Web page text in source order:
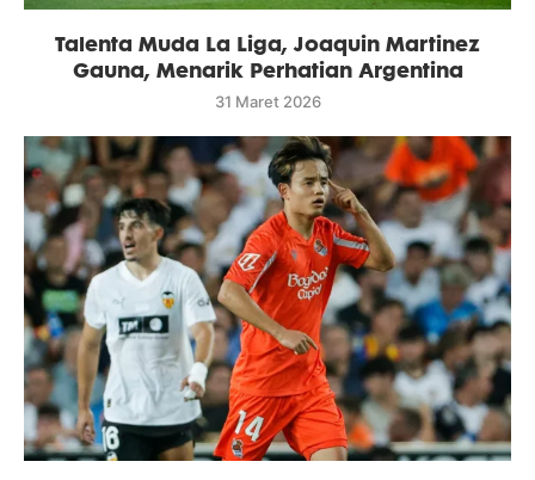
Talenta Muda La Liga, Joaquin Martinez
Gauna, Menarik Perhatian Argentina
31 Maret 2026